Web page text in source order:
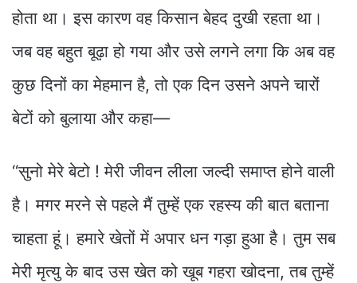
होता था। इस कारण वह किसान बेहद दुखी रहता था।
जब वह बहुत बूढ़ा हो गया और उसे लगने लगा कि अब वह
कुछ दिनों का मेहमान है, तो एक दिन उसने अपने चारों
बेटों को बुलाया और कहा—
‘‘सुनो मेरे बेटो ! मेरी जीवन लीला जल्दी समाप्त होने वाली
है। मगर मरने से पहले मैं तुम्हें एक रहस्य की बात बताना
चाहता हूं। हमारे खेतों में अपार धन गड़ा हुआ है। तुम सब
मेरी मृत्यु के बाद उस खेत को खूब गहरा खोदना, तब तुम्हें